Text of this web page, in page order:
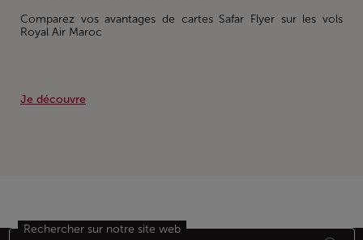
Comparez vos avantages de cartes Safar Flyer sur les vols
Royal Air Maroc
Je découvre
Rechercher sur notre site web